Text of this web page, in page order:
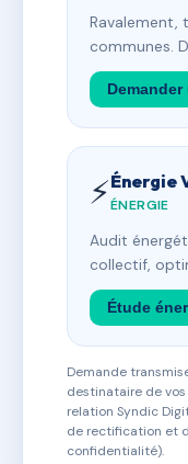
Ravalement,
communes.
⚡Énergie
ÉNERGIE
Audit
collectif,
Étude
Demande
destinataire de vos
relation Syndic
de rectification et
confidentialité).